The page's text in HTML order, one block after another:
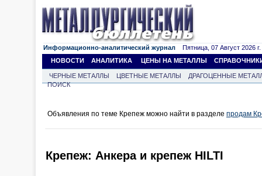
Информационно-аналитический журнал Пятница, 07 Август 2026 г.
НОВОСТИ
АНАЛИТИКА ЦЕНЫ НА МЕТАЛЛЫ
ЧЕРНЫЕ МЕТАЛЛЫ ЦВЕТНЫЕ МЕТАЛЛЫ
ДРАГОЦЕННЫЕ
ПОИСК
Объявления по теме Крепеж можно найти в разделе продам
Крепеж: Анкера и крепеж HILTI